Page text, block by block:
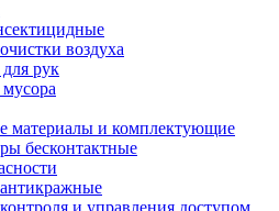
воздуха
рук
материалы и комплектующие
бесконтактные
и управления доступом